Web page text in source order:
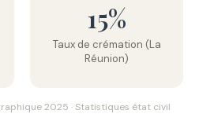
15%
Taux de crémation (La
Réunion)
2025 · Statistiques état civil